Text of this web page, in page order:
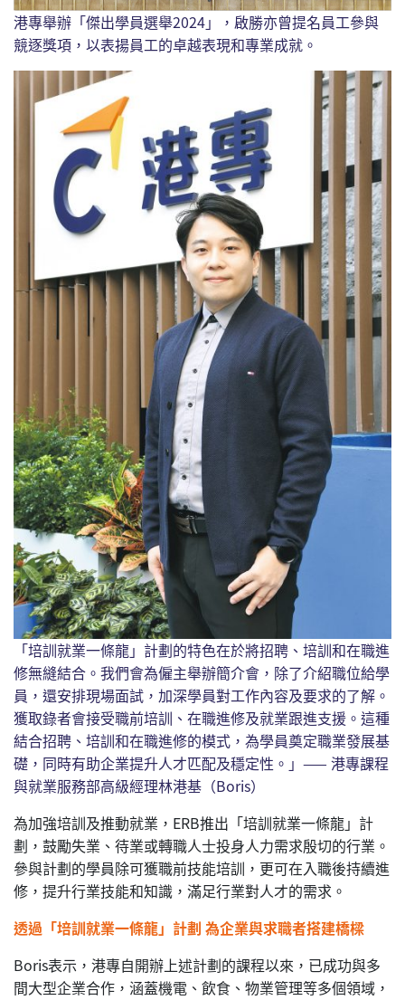
港專舉辦「傑出學員選舉2024」，啟勝亦曾提名員工參與
競逐獎項，以表揚員工的卓越表現和專業成就。
「培訓就業一條龍」計劃的特色在於將招聘、培訓和在職進
修無縫結合。我們會為僱主舉辦簡介會，除了介紹職位給學
員，還安排現場面試，加深學員對工作內容及要求的了解。
獲取錄者會接受職前培訓、在職進修及就業跟進支援。這種
結合招聘、培訓和在職進修的模式，為學員奠定職業發展基
礎，同時有助企業提升人才匹配及穩定性。」—— 港專課程
與就業服務部高級經理林港基（Boris）
為加強培訓及推動就業，ERB推出「培訓就業一條龍」計
劃，鼓勵失業、待業或轉職人士投身人力需求殷切的行業。
參與計劃的學員除可獲職前技能培訓，更可在入職後持續進
修，提升行業技能和知識，滿足行業對人才的需求。
透過「培訓就業一條龍」計劃 為企業與求職者搭建橋樑
Boris表示，港專自開辦上述計劃的課程以來，已成功與多
間大型企業合作，涵蓋機電、飲食、物業管理等多個領域，